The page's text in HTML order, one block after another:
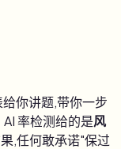
你讲题,带你一步
率检测给的是风
,任何敢承诺"保过